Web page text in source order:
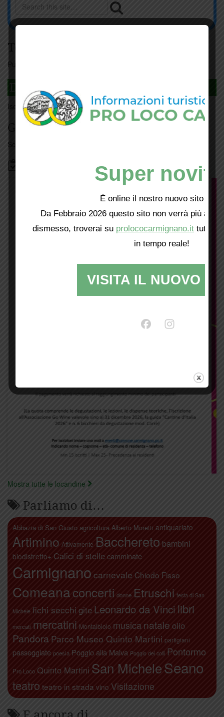
Tesseramento
Puoi tesserarti online
DAGLI L'ANDA
Iscrivitiqui
Giorno per giorno a Carmignano
Scopri tutti gli eventi
Mostra tutte le locandine
Parliamo di…
Abbazia di San Giusto agricoltura Alberto Moretti antiquariato
Artimino Attivamente Bacchereto bambini
biodistretto+ Calici di stelle camminate
Carmignano carnevale Chiodo Fisso
Comeanaconcerti donne Etruschi festa di San
Michele fichi secchi gite Leonardo da Vinci libri
mercati mercatini Montalbiolo musica natale olio
Pandora Parco Museo Quinto Martini partigiani
passeggiate poesia Poggio alla Malva Poggio dei colli Pontormo
Pro Loco Quinto Martini San MicheleSeano
teatro teatro in strada vino Visitazione
Super
È online il nostro nuovo sito web!
Da Febbraio 2026 questo sito non verrà più
dismesso, troverai su prolococarmignano.it tutti i
in tempo reale!
VISITA IL NUOVO